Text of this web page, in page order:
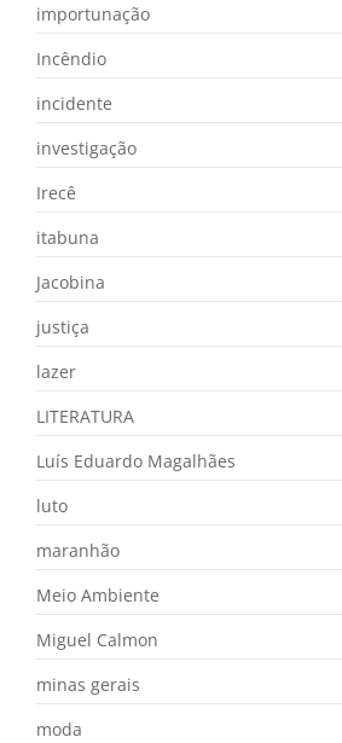
importunação
Incêndio
incidente
investigação
Irecê
itabuna
Jacobina
justiça
lazer
LITERATURA
Luís Eduardo Magalhães
luto
maranhão
Meio Ambiente
Miguel Calmon
minas gerais
moda